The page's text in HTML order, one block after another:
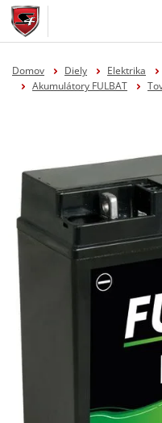
Domov Diely Elektrika
Akumulátory FULBAT